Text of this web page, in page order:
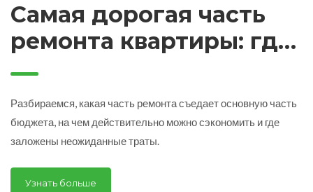
Самая дорогая часть
ремонта квартиры: где
уходят ваши деньги и
как сэкономить
Разбираемся, какая часть ремонта съедает основную часть
бюджета, на чем действительно можно сэкономить и где
заложены неожиданные траты.
Узнать больше